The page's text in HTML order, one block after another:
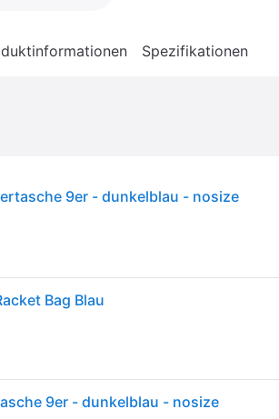
Spezifikationen
9er - dunkelblau - nosize
Bag Blau
9er - dunkelblau - nosize